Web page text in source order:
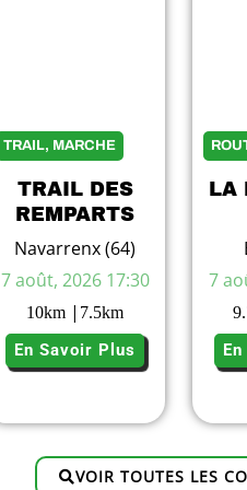
TRAIL, MARCHE
TRAIL DES
REMPARTS
Navarrenx (64)
7 août, 2026 17:30
10km | 7.5km
En Savoir Plus
LA
7
VOIR TOUTES LES